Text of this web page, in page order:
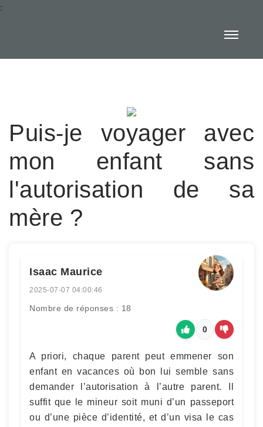
:
Puis-je voyager avec
mon enfant sans
l'autorisation de sa
mère ?
Isaac Maurice
2025-07-07 04:00:46
Nombre de réponses : 18
0
A priori, chaque parent peut emmener son
enfant en vacances où bon lui semble sans
demander l’autorisation à l’autre parent. Il
suffit que le mineur soit muni d’un passeport
ou d’une pièce d’identité, et d’un visa le cas